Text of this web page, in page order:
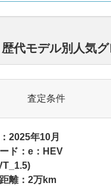
代モデル別人気
査定条件
2025年10月
ド：e：HEV
離：2万km